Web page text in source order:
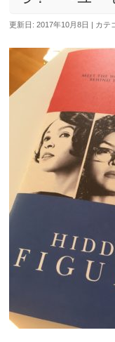
更新日: 2017年10月8日 カテ